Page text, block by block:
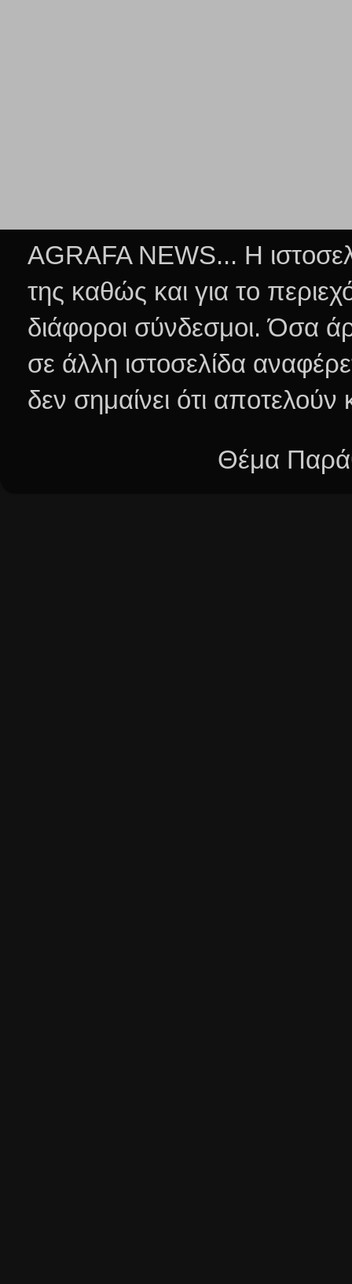
AGRAFA NEWS... Η
της καθώς και για το
διάφοροι σύνδεσμοι.Όσα
σε άλλη ιστοσελίδα
δεν σημαίνει ότι
Θέμα